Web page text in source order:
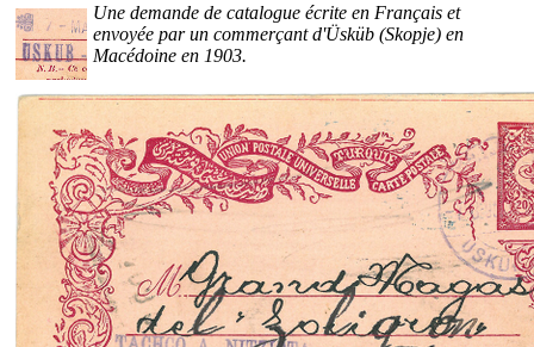
Une demande de catalogue écrite en Français et
envoyée par un commerçant d'Üsküb (Skopje) en
Macédoine en 1903.